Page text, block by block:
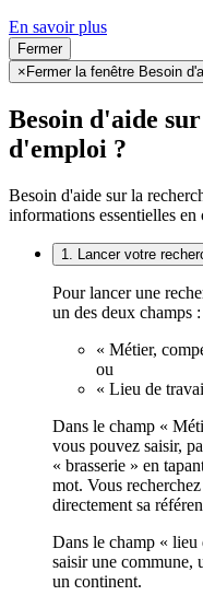
En savoir plus
Fermer
× Fermer la fenêtre Besoin
Besoin d'aide
d'emploi ?
Besoin d'aide sur la
informations essentielles
1. Lancer votre
Pour lancer une
un des deux champs :
« Métier,
ou
« Lieu de
Dans le champ «
vous pouvez saisir,
« brasserie » en
mot. Vous
directement sa
Dans le champ «
saisir une commune,
un continent.